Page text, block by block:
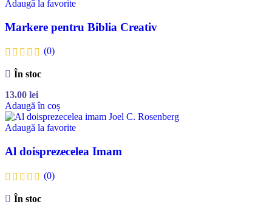
Adaugă la favorite
Markere pentru Biblia Creativ
(0)
În stoc
13.00 lei
Adaugă în coș
Adaugă la favorite
Al doisprezecelea Imam
(0)
În stoc